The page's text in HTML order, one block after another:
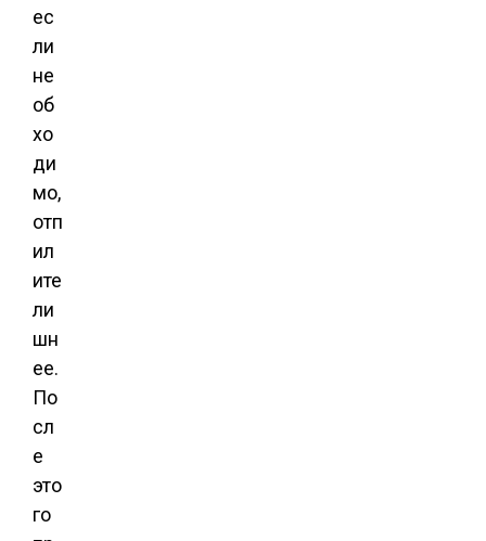
ес
ли
не
об
хо
ди
мо,
отп
ил
ите
ли
шн
ее.
По
сл
е
это
го